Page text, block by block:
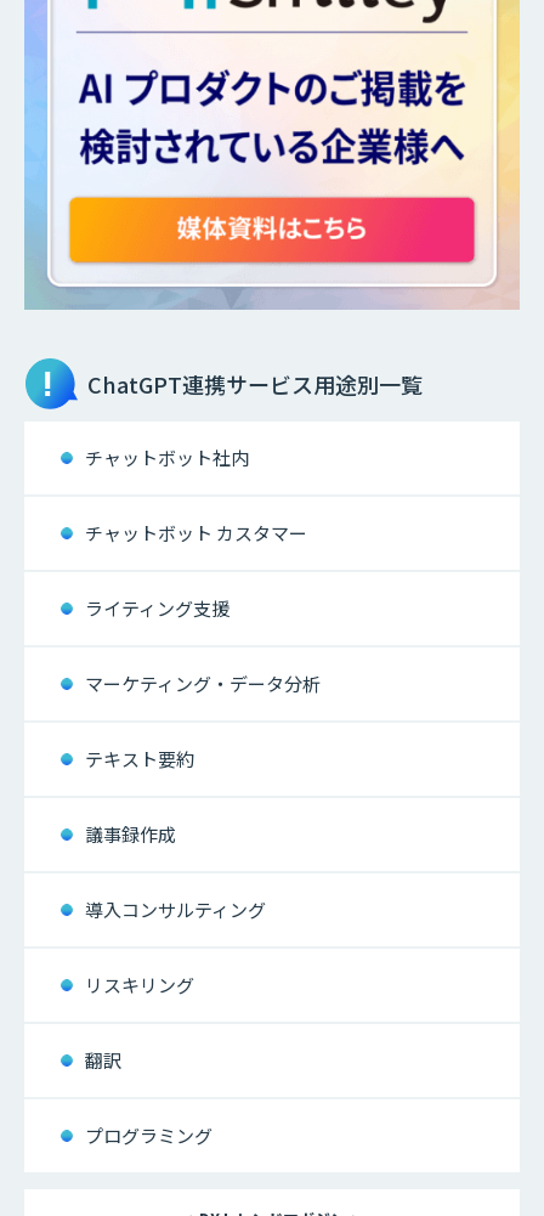
ChatGPT連携サービス用途別一覧
チャットボット社内
チャットボット カスタマー
ライティング支援
マーケティング・データ分析
テキスト要約
議事録作成
導入コンサルティング
リスキリング
翻訳
プログラミング